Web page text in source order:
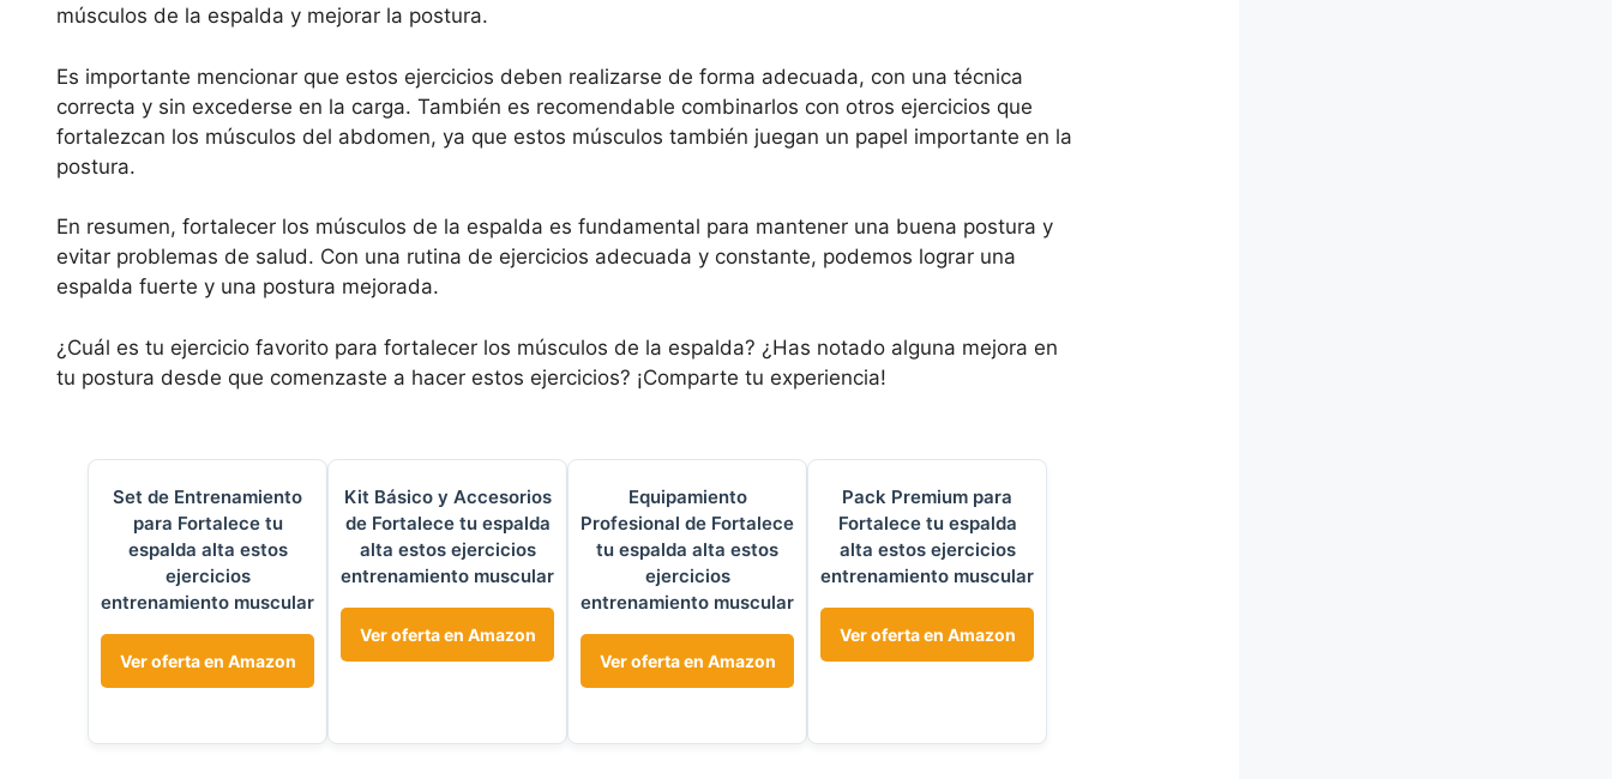
músculos de la espalda y mejorar la postura.
Es importante mencionar que estos ejercicios deben realizarse de forma adecuada, con una técnica
correcta y sin excederse en la carga. También es recomendable combinarlos con otros ejercicios que
fortalezcan los músculos del abdomen, ya que estos músculos también juegan un papel importante en la
postura.
En resumen, fortalecer los músculos de la espalda es fundamental para mantener una buena postura y
evitar problemas de salud. Con una rutina de ejercicios adecuada y constante, podemos lograr una
espalda fuerte y una postura mejorada.
¿Cuál es tu ejercicio favorito para fortalecer los músculos de la espalda? ¿Has notado alguna mejora en
tu postura desde que comenzaste a hacer estos ejercicios? ¡Comparte tu experiencia!
Set de Entrenamiento
para Fortalece tu
espalda alta estos
ejercicios
entrenamiento muscular
Ver oferta en Amazon
Kit Básico y Accesorios
de Fortalece tu espalda
alta estos ejercicios
entrenamiento muscular
Ver oferta en Amazon
Equipamiento
Profesional de Fortalece
tu espalda alta estos
ejercicios
entrenamiento muscular
Ver oferta en Amazon
Pack Premium para
Fortalece tu espalda
alta estos ejercicios
entrenamiento muscular
Ver oferta en Amazon